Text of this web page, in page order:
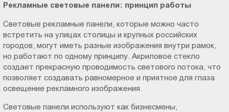
Рекламные световые панели: принцип работы
Световые рекламные панели, которые можно часто
встретить на улицах столицы и крупных российских
городов, могут иметь разные изображения внутри рамок,
но работают по одному принципу. Акриловое стекло
создает прекрасную проводимость светового потока, что
позволяет создавать равномерное и приятное для глаза
освещение рекламного изображения.
Световые панели используют как бизнесмены,